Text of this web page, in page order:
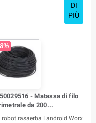
DI
PIÙ
- Matassa di filo
da 200...
robot rasaerba Landroid Worx